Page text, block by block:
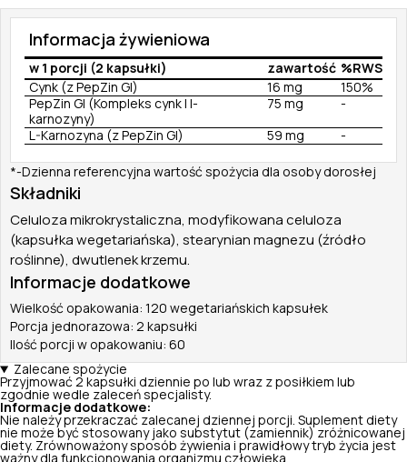
Informacja żywieniowa
w 1 porcji (2 kapsułki) zawartość %RWS
Cynk (z PepZin Gl)
16 mg
150%
PepZin Gl (Kompleks cynk I l-
karnozyny)
75 mg -
L-Karnozyna (z PepZin Gl) 59 mg -
*-Dzienna referencyjna wartość spożycia dla osoby dorosłej
Składniki
Celuloza mikrokrystaliczna, modyfikowana celuloza
(kapsułka wegetariańska), stearynian magnezu (źródło
roślinne), dwutlenek krzemu.
Informacje dodatkowe
Wielkość opakowania: 120 wegetariańskich kapsułek
Porcja jednorazowa: 2 kapsułki
Ilość porcji w opakowaniu: 60
Zalecane spożycie
Przyjmować 2 kapsułki dziennie po lub wraz z posiłkiem lub
zgodnie wedle zaleceń specjalisty.
Informacje dodatkowe:
Nie należy przekraczać zalecanej dziennej porcji. Suplement diety
nie może być stosowany jako substytut (zamiennik) zróżnicowanej
diety. Zrównoważony sposób żywienia i prawidłowy tryb życia jest
ważny dla funkcjonowania organizmu człowieka.